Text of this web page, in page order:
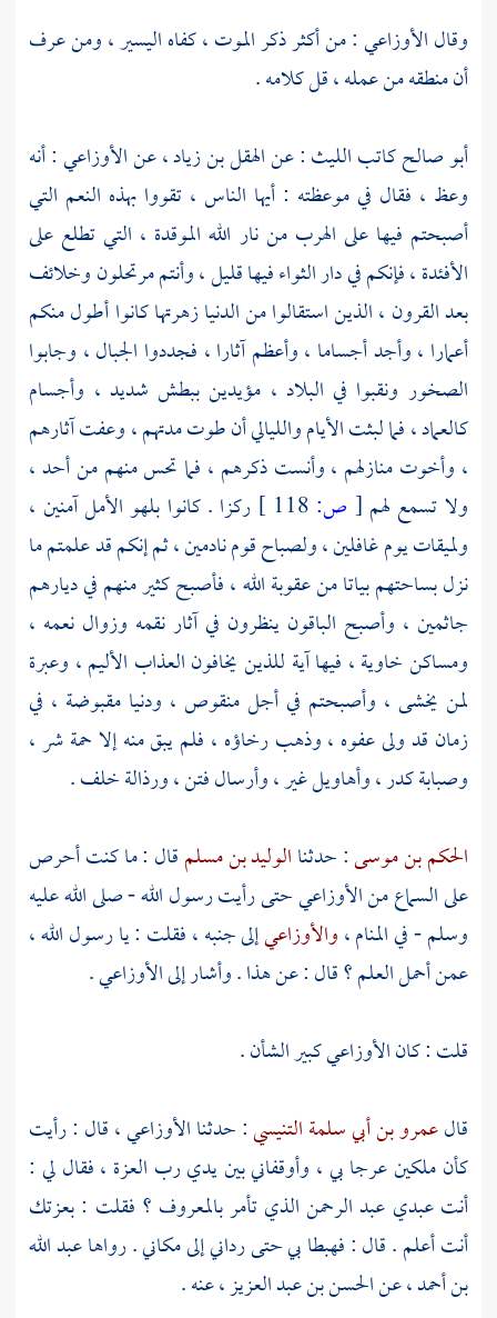
وقالالأوزاعي: من أكثر ذكر الموت ، كفاه اليسير ، ومن عرف
أن منطقه من عمله ، قل كلامه .
أبو صالحكاتبالليث: عنالهقل بن زياد، عنالأوزاعي: أنه
وعظ ، فقال في موعظته : أيها الناس ، تقووا بهذه النعم التي
أصبحتم فيها على الهرب من نار الله الموقدة ، التي تطلع على
الأفئدة ، فإنكم في دار الثواء فيها قليل ، وأنتم مرتحلون وخلائف
بعد القرون ، الذين استقالوا من الدنيا زهرتها كانوا أطول منكم
أعمارا ، وأجد أجساما ، وأعظم آثارا ، فجددوا الجبال ، وجابوا
الصخور ونقبوا في البلاد ، مؤيدين ببطش شديد ، وأجسام
كالعماد ، فما لبثت الأيام والليالي أن طوت مدتهم ، وعفت آثارهم
، وأخوت منازلهم ، وأنست ذكرهم ، فما تحس منهم من أحد ،
ولا تسمع لهم [ ص:
ركزا . كانوا بلهو الأمل آمنين ،
ولميقات يوم غافلين ، ولصباح قوم نادمين ، ثم إنكم قد علمتم ما
نزل بساحتهم بياتا من عقوبة الله ، فأصبح كثير منهم في ديارهم
جاثمين ، وأصبح الباقون ينظرون في آثار نقمه وزوال نعمه ،
ومساكن خاوية ، فيها آية للذين يخافون العذاب الأليم ، وعبرة
لمن يخشى ، وأصبحتم في أجل منقوص ، ودنيا مقبوضة ، في
زمان قد ولى عفوه ، وذهب رخاؤه ، فلم يبق منه إلا حمة شر ،
وصبابة كدر ، وأهاويل غير ، وأرسال فتن ، ورذالة خلف .
الحكم بن موسى: حدثناالوليد بن مسلمقال : ما كنت أحرص
على السماع منالأوزاعيحتى رأيت رسول الله - صلى الله عليه
وسلم - في المنام ،والأوزاعيإلى جنبه ، فقلت : يا رسول الله ،
عمن أحمل العلم ؟ قال : عن هذا . وأشار إلىالأوزاعي.
قلت : كانالأوزاعيكبير الشأن .
قالعمرو بن أبي سلمة التنيسي: حدثناالأوزاعي ،قال : رأيت
كأن ملكين عرجا بي ، وأوقفاني بين يدي رب العزة ، فقال لي :
أنت عبدي عبد الرحمن الذي تأمر بالمعروف ؟ فقلت : بعزتك
أنت أعلم . قال : فهبطا بي حتى رداني إلى مكاني . رواهاعبد الله
بن أحمد، عنالحسن بن عبد العزيز، عنه .